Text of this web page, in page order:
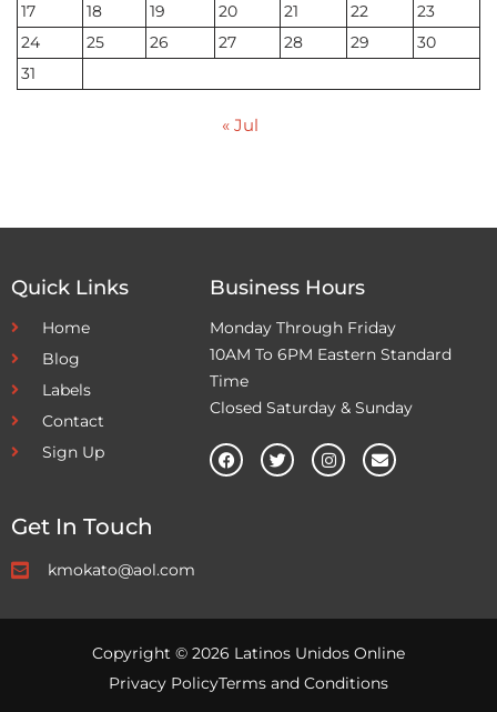
17
18 19 20 21 22
23
24
25 26 27 28 29
30
31
« Jul
Quick Links
Home
Blog
Labels
Contact
Sign Up
Business Hours
Monday Through Friday
10AM To 6PM Eastern Standard
Time
Closed Saturday & Sunday
Get In Touch
kmokato@aol.com
Copyright © 2026 Latinos Unidos Online
Privacy PolicyTerms and Conditions